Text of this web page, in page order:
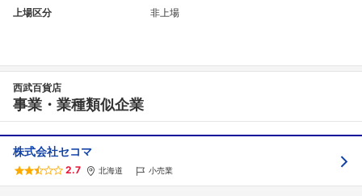
上場区分 非上場
西武百貨店
事業・業種類似企業
株式会社セコマ
2.7 北海道 小売業